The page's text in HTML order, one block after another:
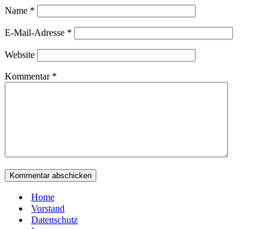
Name *
E-Mail-Adresse *
Website
Kommentar *
Home
Vorstand
Datenschutz